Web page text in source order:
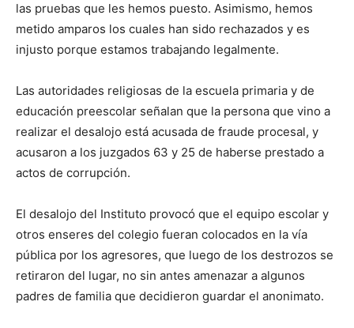
las pruebas que les hemos puesto. Asimismo, hemos
metido amparos los cuales han sido rechazados y es
injusto porque estamos trabajando legalmente.
Las autoridades religiosas de la escuela primaria y de
educación preescolar señalan que la persona que vino a
realizar el desalojo está acusada de fraude procesal, y
acusaron a los juzgados 63 y 25 de haberse prestado a
actos de corrupción.
El desalojo del Instituto provocó que el equipo escolar y
otros enseres del colegio fueran colocados en la vía
pública por los agresores, que luego de los destrozos se
retiraron del lugar, no sin antes amenazar a algunos
padres de familia que decidieron guardar el anonimato.